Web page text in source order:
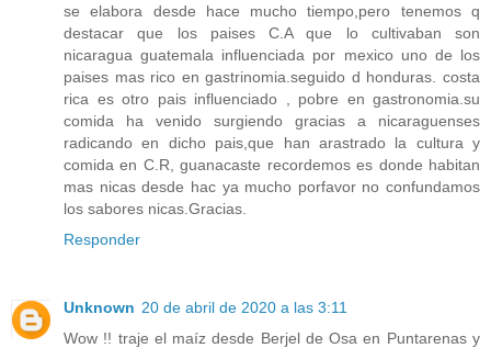
se elabora desde hace mucho tiempo,pero tenemos q
destacar que los paises C.A que lo cultivaban son
nicaragua guatemala influenciada por mexico uno de los
paises mas rico en gastrinomia.seguido d honduras. costa
rica es otro pais influenciado , pobre en gastronomia.su
comida ha venido surgiendo gracias a nicaraguenses
radicando en dicho pais,que han arastrado la cultura y
comida en C.R, guanacaste recordemos es donde habitan
mas nicas desde hac ya mucho porfavor no confundamos
los sabores nicas.Gracias.
Responder
Unknown 20 de abril de 2020 a las 3:11
Wow !! traje el maíz desde Berjel de Osa en Puntarenas y